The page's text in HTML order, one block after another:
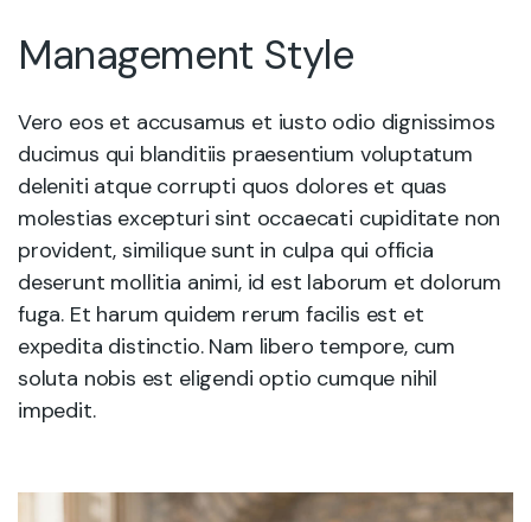
Management Style
Vero eos et accusamus et iusto odio dignissimos
ducimus qui blanditiis praesentium voluptatum
deleniti atque corrupti quos dolores et quas
molestias excepturi sint occaecati cupiditate non
provident, similique sunt in culpa qui officia
deserunt mollitia animi, id est laborum et dolorum
fuga. Et harum quidem rerum facilis est et
expedita distinctio. Nam libero tempore, cum
soluta nobis est eligendi optio cumque nihil
impedit.